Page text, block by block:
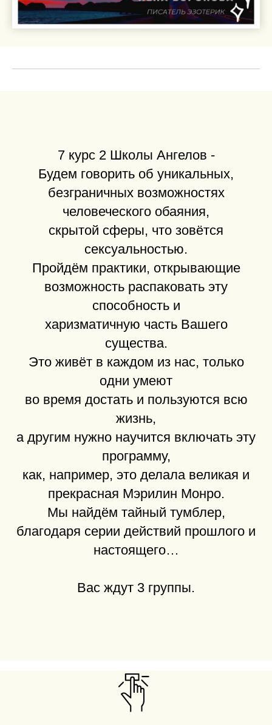
7 курс 2 Школы Ангелов -
Будем говорить об уникальных,
безграничных возможностях
человеческого обаяния,
скрытой сферы, что зовётся
сексуальностью.
Пройдём практики, открывающие
возможность распаковать эту
способность и
харизматичную часть Вашего
существа.
Это живёт в каждом из нас, только
одни умеют
во время достать и пользуются всю
жизнь,
а другим нужно научится включать эту
программу,
как, например, это делала великая и
прекрасная Мэрилин Монро.
Мы найдём тайный тумблер,
благодаря серии действий прошлого и
настоящего…
Вас ждут 3 группы.